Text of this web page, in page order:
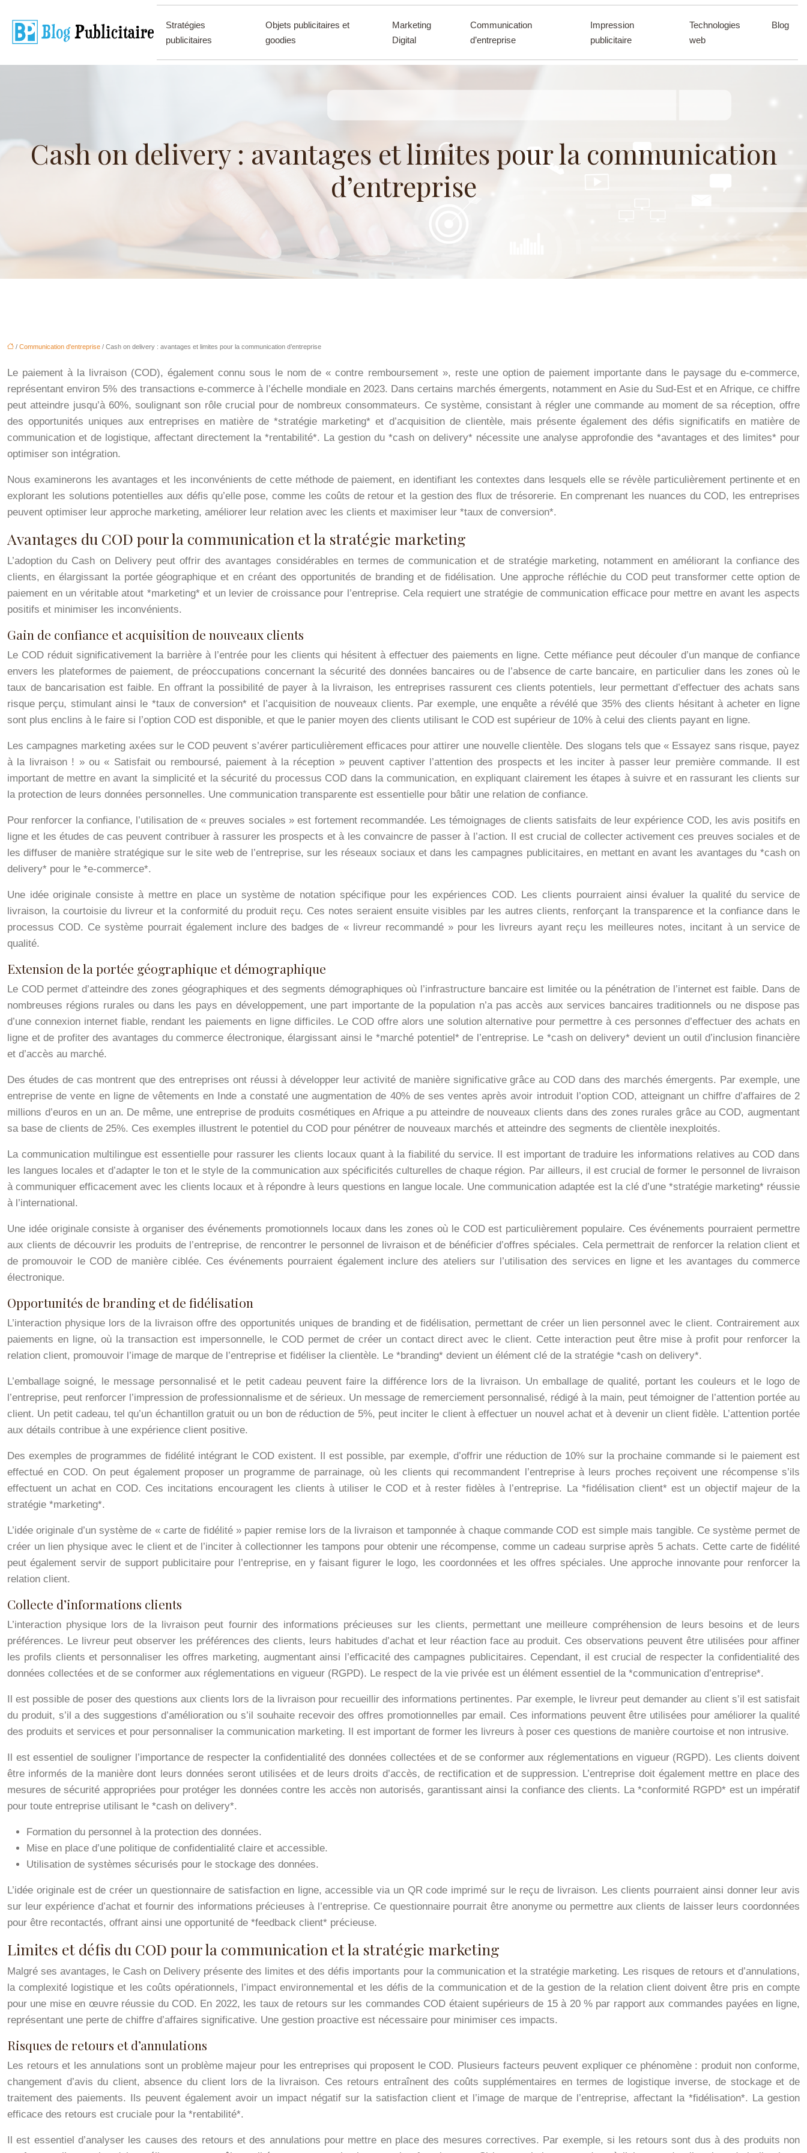
Stratégies
publicitaires
Objets publicitaires et
goodies
Marketing
Digital
Communication
d’entreprise
Impression
publicitaire
Technologies
web
Blog
Cash on delivery : avantages et limites pour la communication
d’entreprise
/ Communication d'entreprise / Cash on delivery : avantages et limites pour la communication d’entreprise
Le paiement à la livraison (COD), également connu sous le nom de « contre remboursement », reste une option de paiement importante dans le paysage du e-commerce,
représentant environ 5% des transactions e-commerce à l’échelle mondiale en 2023. Dans certains marchés émergents, notamment en Asie du Sud-Est et en Afrique, ce chiffre
peut atteindre jusqu’à 60%, soulignant son rôle crucial pour de nombreux consommateurs. Ce système, consistant à régler une commande au moment de sa réception, offre
des opportunités uniques aux entreprises en matière de *stratégie marketing* et d’acquisition de clientèle, mais présente également des défis significatifs en matière de
communication et de logistique, affectant directement la *rentabilité*. La gestion du *cash on delivery* nécessite une analyse approfondie des *avantages et des limites* pour
optimiser son intégration.
Nous examinerons les avantages et les inconvénients de cette méthode de paiement, en identifiant les contextes dans lesquels elle se révèle particulièrement pertinente et en
explorant les solutions potentielles aux défis qu’elle pose, comme les coûts de retour et la gestion des flux de trésorerie. En comprenant les nuances du COD, les entreprises
peuvent optimiser leur approche marketing, améliorer leur relation avec les clients et maximiser leur *taux de conversion*.
Avantages du COD pour la communication et la stratégie marketing
L’adoption du Cash on Delivery peut offrir des avantages considérables en termes de communication et de stratégie marketing, notamment en améliorant la confiance des
clients, en élargissant la portée géographique et en créant des opportunités de branding et de fidélisation. Une approche réfléchie du COD peut transformer cette option de
paiement en un véritable atout *marketing* et un levier de croissance pour l’entreprise. Cela requiert une stratégie de communication efficace pour mettre en avant les aspects
positifs et minimiser les inconvénients.
Gain de confiance et acquisition de nouveaux clients
Le COD réduit significativement la barrière à l’entrée pour les clients qui hésitent à effectuer des paiements en ligne. Cette méfiance peut découler d’un manque de confiance
envers les plateformes de paiement, de préoccupations concernant la sécurité des données bancaires ou de l’absence de carte bancaire, en particulier dans les zones où le
taux de bancarisation est faible. En offrant la possibilité de payer à la livraison, les entreprises rassurent ces clients potentiels, leur permettant d’effectuer des achats sans
risque perçu, stimulant ainsi le *taux de conversion* et l’acquisition de nouveaux clients. Par exemple, une enquête a révélé que 35% des clients hésitant à acheter en ligne
sont plus enclins à le faire si l’option COD est disponible, et que le panier moyen des clients utilisant le COD est supérieur de 10% à celui des clients payant en ligne.
Les campagnes marketing axées sur le COD peuvent s’avérer particulièrement efficaces pour attirer une nouvelle clientèle. Des slogans tels que « Essayez sans risque, payez
à la livraison ! » ou « Satisfait ou remboursé, paiement à la réception » peuvent captiver l’attention des prospects et les inciter à passer leur première commande. Il est
important de mettre en avant la simplicité et la sécurité du processus COD dans la communication, en expliquant clairement les étapes à suivre et en rassurant les clients sur
la protection de leurs données personnelles. Une communication transparente est essentielle pour bâtir une relation de confiance.
Pour renforcer la confiance, l’utilisation de « preuves sociales » est fortement recommandée. Les témoignages de clients satisfaits de leur expérience COD, les avis positifs en
ligne et les études de cas peuvent contribuer à rassurer les prospects et à les convaincre de passer à l’action. Il est crucial de collecter activement ces preuves sociales et de
les diffuser de manière stratégique sur le site web de l’entreprise, sur les réseaux sociaux et dans les campagnes publicitaires, en mettant en avant les avantages du *cash on
delivery* pour le *e-commerce*.
Une idée originale consiste à mettre en place un système de notation spécifique pour les expériences COD. Les clients pourraient ainsi évaluer la qualité du service de
livraison, la courtoisie du livreur et la conformité du produit reçu. Ces notes seraient ensuite visibles par les autres clients, renforçant la transparence et la confiance dans le
processus COD. Ce système pourrait également inclure des badges de « livreur recommandé » pour les livreurs ayant reçu les meilleures notes, incitant à un service de
qualité.
Extension de la portée géographique et démographique
Le COD permet d’atteindre des zones géographiques et des segments démographiques où l’infrastructure bancaire est limitée ou la pénétration de l’internet est faible. Dans de
nombreuses régions rurales ou dans les pays en développement, une part importante de la population n’a pas accès aux services bancaires traditionnels ou ne dispose pas
d’une connexion internet fiable, rendant les paiements en ligne difficiles. Le COD offre alors une solution alternative pour permettre à ces personnes d’effectuer des achats en
ligne et de profiter des avantages du commerce électronique, élargissant ainsi le *marché potentiel* de l’entreprise. Le *cash on delivery* devient un outil d’inclusion financière
et d’accès au marché.
Des études de cas montrent que des entreprises ont réussi à développer leur activité de manière significative grâce au COD dans des marchés émergents. Par exemple, une
entreprise de vente en ligne de vêtements en Inde a constaté une augmentation de 40% de ses ventes après avoir introduit l’option COD, atteignant un chiffre d’affaires de 2
millions d’euros en un an. De même, une entreprise de produits cosmétiques en Afrique a pu atteindre de nouveaux clients dans des zones rurales grâce au COD, augmentant
sa base de clients de 25%. Ces exemples illustrent le potentiel du COD pour pénétrer de nouveaux marchés et atteindre des segments de clientèle inexploités.
La communication multilingue est essentielle pour rassurer les clients locaux quant à la fiabilité du service. Il est important de traduire les informations relatives au COD dans
les langues locales et d’adapter le ton et le style de la communication aux spécificités culturelles de chaque région. Par ailleurs, il est crucial de former le personnel de livraison
à communiquer efficacement avec les clients locaux et à répondre à leurs questions en langue locale. Une communication adaptée est la clé d’une *stratégie marketing* réussie
à l’international.
Une idée originale consiste à organiser des événements promotionnels locaux dans les zones où le COD est particulièrement populaire. Ces événements pourraient permettre
aux clients de découvrir les produits de l’entreprise, de rencontrer le personnel de livraison et de bénéficier d’offres spéciales. Cela permettrait de renforcer la relation client et
de promouvoir le COD de manière ciblée. Ces événements pourraient également inclure des ateliers sur l’utilisation des services en ligne et les avantages du commerce
électronique.
Opportunités de branding et de fidélisation
L’interaction physique lors de la livraison offre des opportunités uniques de branding et de fidélisation, permettant de créer un lien personnel avec le client. Contrairement aux
paiements en ligne, où la transaction est impersonnelle, le COD permet de créer un contact direct avec le client. Cette interaction peut être mise à profit pour renforcer la
relation client, promouvoir l’image de marque de l’entreprise et fidéliser la clientèle. Le *branding* devient un élément clé de la stratégie *cash on delivery*.
L’emballage soigné, le message personnalisé et le petit cadeau peuvent faire la différence lors de la livraison. Un emballage de qualité, portant les couleurs et le logo de
l’entreprise, peut renforcer l’impression de professionnalisme et de sérieux. Un message de remerciement personnalisé, rédigé à la main, peut témoigner de l’attention portée au
client. Un petit cadeau, tel qu’un échantillon gratuit ou un bon de réduction de 5%, peut inciter le client à effectuer un nouvel achat et à devenir un client fidèle. L’attention portée
aux détails contribue à une expérience client positive.
Des exemples de programmes de fidélité intégrant le COD existent. Il est possible, par exemple, d’offrir une réduction de 10% sur la prochaine commande si le paiement est
effectué en COD. On peut également proposer un programme de parrainage, où les clients qui recommandent l’entreprise à leurs proches reçoivent une récompense s’ils
effectuent un achat en COD. Ces incitations encouragent les clients à utiliser le COD et à rester fidèles à l’entreprise. La *fidélisation client* est un objectif majeur de la
stratégie *marketing*.
L’idée originale d’un système de « carte de fidélité » papier remise lors de la livraison et tamponnée à chaque commande COD est simple mais tangible. Ce système permet de
créer un lien physique avec le client et de l’inciter à collectionner les tampons pour obtenir une récompense, comme un cadeau surprise après 5 achats. Cette carte de fidélité
peut également servir de support publicitaire pour l’entreprise, en y faisant figurer le logo, les coordonnées et les offres spéciales. Une approche innovante pour renforcer la
relation client.
Collecte d’informations clients
L’interaction physique lors de la livraison peut fournir des informations précieuses sur les clients, permettant une meilleure compréhension de leurs besoins et de leurs
préférences. Le livreur peut observer les préférences des clients, leurs habitudes d’achat et leur réaction face au produit. Ces observations peuvent être utilisées pour affiner
les profils clients et personnaliser les offres marketing, augmentant ainsi l’efficacité des campagnes publicitaires. Cependant, il est crucial de respecter la confidentialité des
données collectées et de se conformer aux réglementations en vigueur (RGPD). Le respect de la vie privée est un élément essentiel de la *communication d’entreprise*.
Il est possible de poser des questions aux clients lors de la livraison pour recueillir des informations pertinentes. Par exemple, le livreur peut demander au client s’il est satisfait
du produit, s’il a des suggestions d’amélioration ou s’il souhaite recevoir des offres promotionnelles par email. Ces informations peuvent être utilisées pour améliorer la qualité
des produits et services et pour personnaliser la communication marketing. Il est important de former les livreurs à poser ces questions de manière courtoise et non intrusive.
Il est essentiel de souligner l’importance de respecter la confidentialité des données collectées et de se conformer aux réglementations en vigueur (RGPD). Les clients doivent
être informés de la manière dont leurs données seront utilisées et de leurs droits d’accès, de rectification et de suppression. L’entreprise doit également mettre en place des
mesures de sécurité appropriées pour protéger les données contre les accès non autorisés, garantissant ainsi la confiance des clients. La *conformité RGPD* est un impératif
pour toute entreprise utilisant le *cash on delivery*.
Formation du personnel à la protection des données.
Mise en place d’une politique de confidentialité claire et accessible.
Utilisation de systèmes sécurisés pour le stockage des données.
L’idée originale est de créer un questionnaire de satisfaction en ligne, accessible via un QR code imprimé sur le reçu de livraison. Les clients pourraient ainsi donner leur avis
sur leur expérience d’achat et fournir des informations précieuses à l’entreprise. Ce questionnaire pourrait être anonyme ou permettre aux clients de laisser leurs coordonnées
pour être recontactés, offrant ainsi une opportunité de *feedback client* précieuse.
Limites et défis du COD pour la communication et la stratégie marketing
Malgré ses avantages, le Cash on Delivery présente des limites et des défis importants pour la communication et la stratégie marketing. Les risques de retours et d’annulations,
la complexité logistique et les coûts opérationnels, l’impact environnemental et les défis de la communication et de la gestion de la relation client doivent être pris en compte
pour une mise en œuvre réussie du COD. En 2022, les taux de retours sur les commandes COD étaient supérieurs de 15 à 20 % par rapport aux commandes payées en ligne,
représentant une perte de chiffre d’affaires significative. Une gestion proactive est nécessaire pour minimiser ces impacts.
Risques de retours et d’annulations
Les retours et les annulations sont un problème majeur pour les entreprises qui proposent le COD. Plusieurs facteurs peuvent expliquer ce phénomène : produit non conforme,
changement d’avis du client, absence du client lors de la livraison. Ces retours entraînent des coûts supplémentaires en termes de logistique inverse, de stockage et de
traitement des paiements. Ils peuvent également avoir un impact négatif sur la satisfaction client et l’image de marque de l’entreprise, affectant la *fidélisation*. La gestion
efficace des retours est cruciale pour la *rentabilité*.
Il est essentiel d’analyser les causes des retours et des annulations pour mettre en place des mesures correctives. Par exemple, si les retours sont dus à des produits non